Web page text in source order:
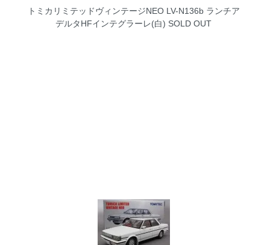
トミカリミテッドヴィンテージNEO LV-N136b ランチア
デルタHFインテグラーレ(白) SOLD OUT